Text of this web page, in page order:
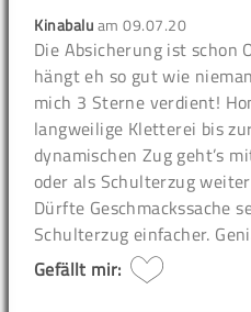
Kinabaluam09.07.20
Die Absicherung ist schon
hängt eh so gut wie
mich 3 Sterne verdient!
langweilige Kletterei bis
dynamischen Zug geht’s
oder als Schulterzug
Dürfte Geschmackssache
Schulterzug einfacher.
Gefällt mir: